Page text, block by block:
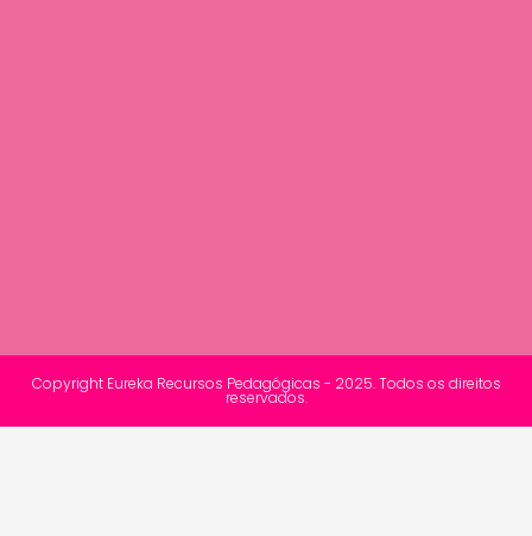
Copyright Eureka Recursos Pedagógicas - 2025. Todos os direitos
reservados.